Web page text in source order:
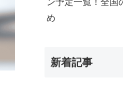
め
新着記事